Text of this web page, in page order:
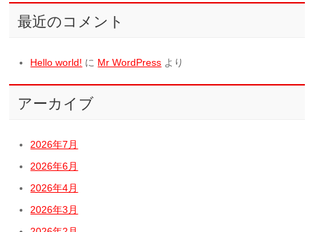
最近のコメント
Hello world! に Mr WordPress より
アーカイブ
2026年7月
2026年6月
2026年4月
2026年3月